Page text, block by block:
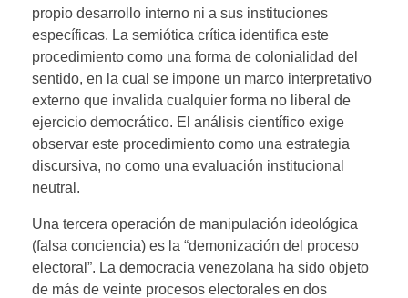
propio desarrollo interno ni a sus instituciones
específicas. La semiótica crítica identifica este
procedimiento como una forma de colonialidad del
sentido, en la cual se impone un marco interpretativo
externo que invalida cualquier forma no liberal de
ejercicio democrático. El análisis científico exige
observar este procedimiento como una estrategia
discursiva, no como una evaluación institucional
neutral.
Una tercera operación de manipulación ideológica
(falsa conciencia) es la “demonización del proceso
electoral”. La democracia venezolana ha sido objeto
de más de veinte procesos electorales en dos